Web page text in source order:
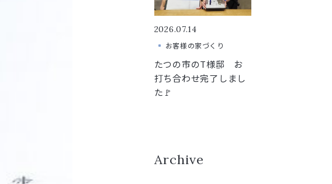
2026.07.14
お客様の家づくり
たつの市のT様邸 お
打ち合わせ完了しまし
た🚩
Archive